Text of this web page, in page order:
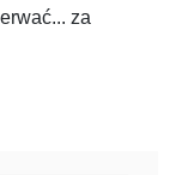
za